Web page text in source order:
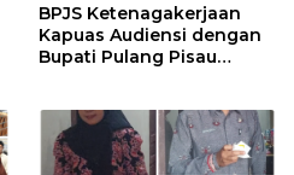
BPJS Ketenagakerjaan
Kapuas Audiensi dengan
Bupati Pulang Pisau
Pekerja Rentan